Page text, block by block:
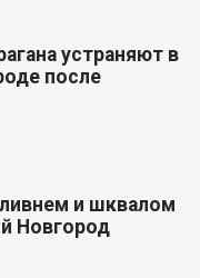
устраняют в
после
ливнем и шквалом
Новгород